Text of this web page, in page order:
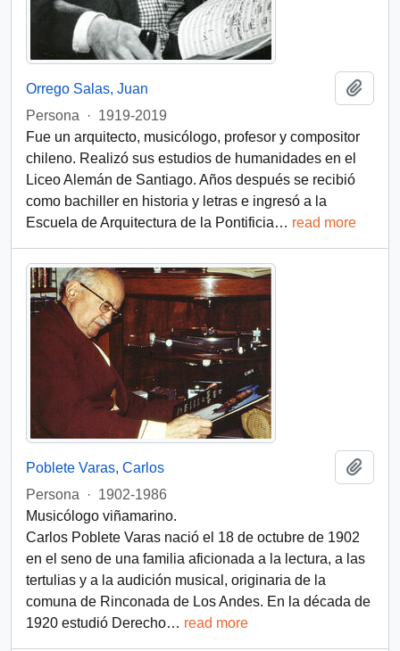
Orrego Salas, Juan
Persona
· 1919-2019
Fue un arquitecto, musicólogo, profesor y compositor
chileno. Realizó sus estudios de humanidades en el
Liceo Alemán de Santiago. Años después se recibió
como bachiller en historia y letras e ingresó a la
Escuela de Arquitectura de la Pontificia… read more
Poblete Varas, Carlos
Persona
· 1902-1986
Musicólogo viñamarino.
Carlos Poblete Varas nació el 18 de octubre de 1902
en el seno de una familia aficionada a la lectura, a las
tertulias y a la audición musical, originaria de la
comuna de Rinconada de Los Andes. En la década de
1920 estudió Derecho… read more